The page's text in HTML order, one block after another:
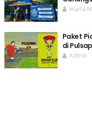
Warta
Paket
di
Admin